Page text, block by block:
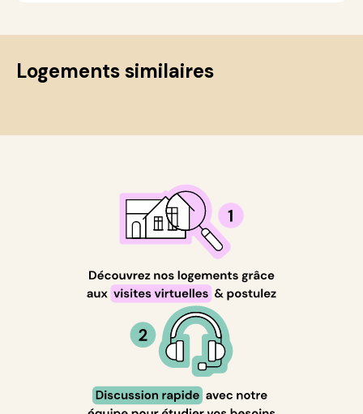
Logements similaires